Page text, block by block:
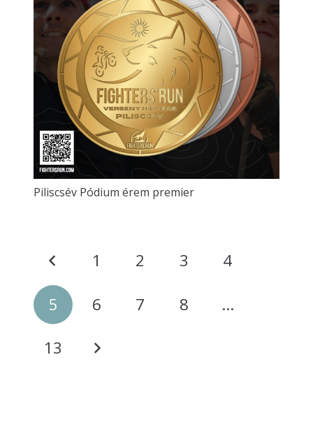
Piliscsév Pódium érem premier
1 2 3 4
5 6 7 8 …
13